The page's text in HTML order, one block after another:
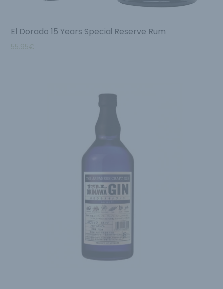
El Dorado 15 Years Special Reserve Rum
55.95€